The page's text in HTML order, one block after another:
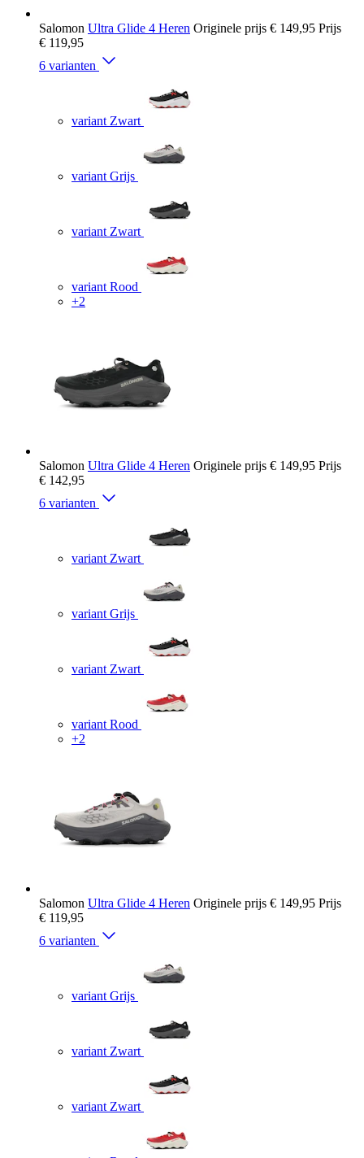
Salomon Ultra Glide 4 Heren Originele prijs € 149,95 Prijs
€ 119,95
6 varianten
variant Zwart
variant Grijs
variant Zwart
variant Rood
+2
Salomon Ultra Glide 4 Heren Originele prijs € 149,95 Prijs
€ 142,95
6 varianten
variant Zwart
variant Grijs
variant Zwart
variant Rood
+2
Salomon Ultra Glide 4 Heren Originele prijs € 149,95 Prijs
€ 119,95
6 varianten
variant Grijs
variant Zwart
variant Zwart